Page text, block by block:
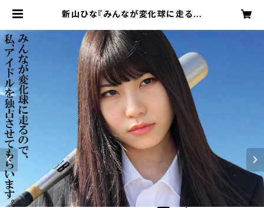
新山ひな『みんなが変化球に走るの
す。』(1stAlbum) | うさぎのみみっ
く！！オンラインショップ